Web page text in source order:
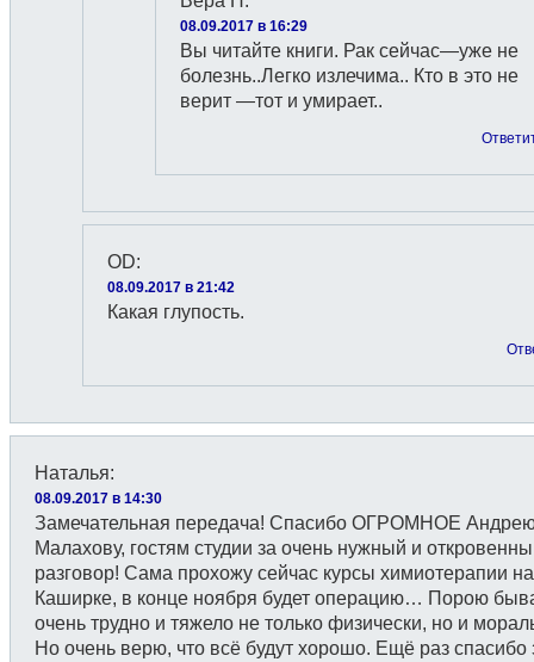
08.09.2017 в 16:29
Вы читайте книги. Рак сейчас—уже не
болезнь..Легко излечима.. Кто в это не
верит —тот и умирает..
OD:
08.09.2017 в 21:42
Какая глупость.
Наталья:
08.09.2017 в 14:30
Замечательная передача! Спасибо ОГРОМНОЕ
Малахову, гостям студии за очень нужный и
разговор! Сама прохожу сейчас курсы химиотерапии на
Каширке, в конце ноября будет операцию… Порою
очень трудно и тяжело не только физически, но и
Но очень верю, что всё будут хорошо. Ещё раз спасибо